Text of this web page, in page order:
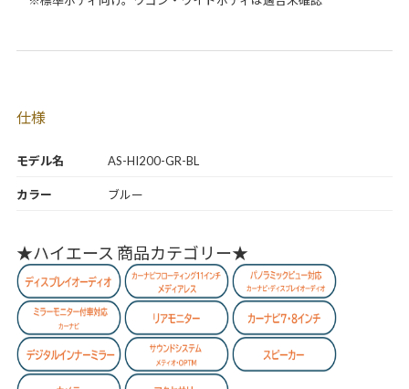
モデル名 AS-HI200-GR-BL
カラー ブルー
仕様
★ハイエース 商品カテゴリー★